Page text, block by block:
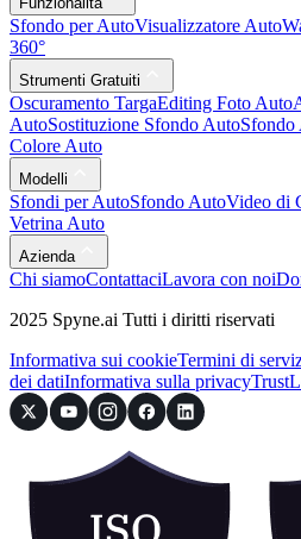
Sfondo per AutoVisualizzatore Auto
360°
Strumenti Gratuiti
Oscuramento TargaEditing Foto Auto
AutoSostituzione Sfondo AutoSfondo
Colore Auto
Modelli
Sfondi per AutoSfondo AutoVideo di
Vetrina Auto
Azienda
Chi siamoContattaciLavora con noi
2025 Spyne.ai Tutti i diritti riservati
Informativa sui cookieTermini di
dei datiInformativa sulla privacyTrust